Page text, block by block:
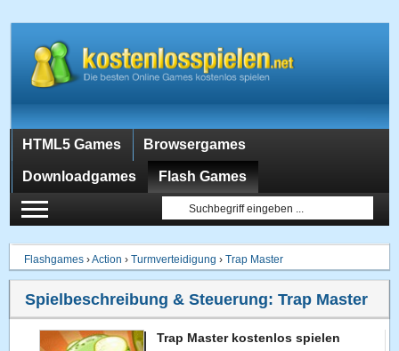
HTML5 Games Browsergames
Downloadgames Flash Games
Flashgames ›Action ›Turmverteidigung ›Trap Master
Spielbeschreibung & Steuerung:Trap Master
Trap Master kostenlos spielen